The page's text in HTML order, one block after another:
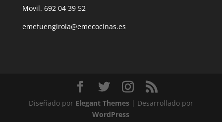
Movil. 692 04 39 52
emefuengirola@emecocinas.es
Diseñado por Elegant Themes| Desarrollado por
WordPress